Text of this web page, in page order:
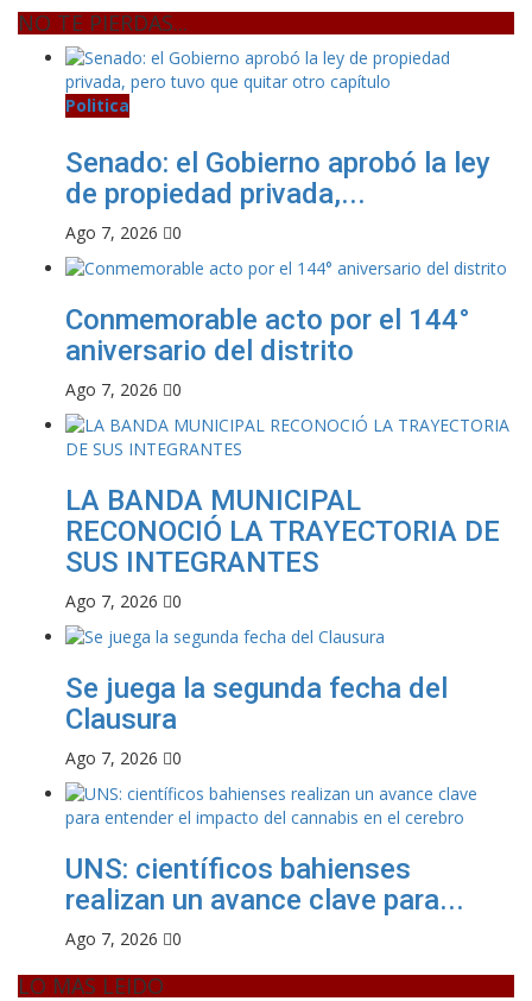
NO TE PIERDAS...
Politica
Senado: el Gobierno aprobó la ley
de propiedad privada,...
Ago 7, 2026 0
Conmemorable acto por el 144°
aniversario del distrito
Ago 7, 2026 0
LA BANDA MUNICIPAL
RECONOCIÓ LA TRAYECTORIA DE
SUS INTEGRANTES
Ago 7, 2026 0
Se juega la segunda fecha del
Clausura
Ago 7, 2026 0
UNS: científicos bahienses
realizan un avance clave para...
Ago 7, 2026 0
LO MAS LEIDO